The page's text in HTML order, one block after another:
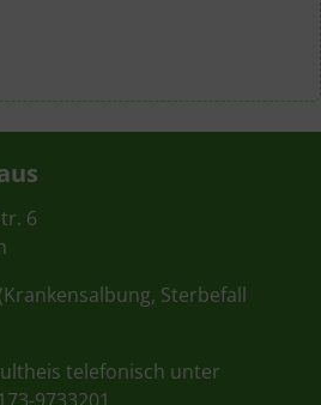
6
Sterbefall
telefonisch unter
9733201